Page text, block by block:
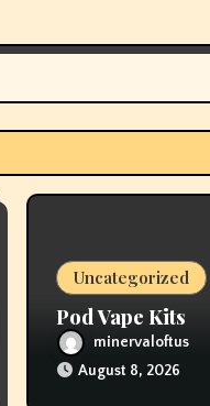
Uncategorized
Pod Vape Kits
minervaloftus
August 8, 2026